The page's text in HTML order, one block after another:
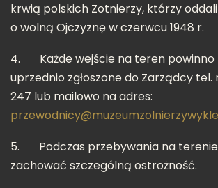
krwią polskich Zotnierzy, którzy
o wolną Ojczyznę w czerwcu 1948 r.
4. Każde wejście na teren
uprzednio zgłoszone do Zarządcy tel.
247 lub mailowo na adres:
5. Podczas przebywania na
zachować szczególną ostrożność.